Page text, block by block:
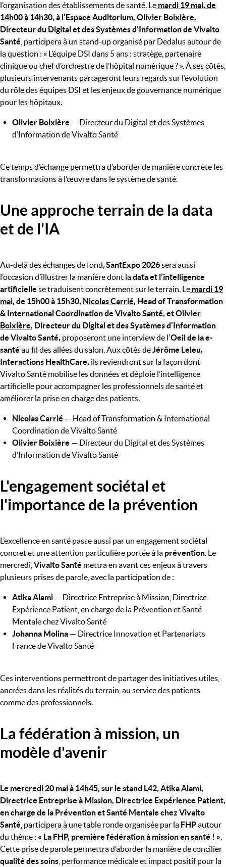
l’organisation des établissements de santé. Le mardi 19 mai, de
14h00 à 14h30, à l’Espace Auditorium, Olivier Boixière,
Directeur du Digital et des Systèmes d’Information de Vivalto
Santé , participera à un stand-up organisé par Dedalus autour de
la question : « L’équipe DSI dans 5 ans : stratège, partenaire
clinique ou chef d’orchestre de l’hôpital numérique ? ». À ses côtés,
plusieurs intervenants partageront leurs regards sur l’évolution
du rôle des équipes DSI et les enjeux de gouvernance numérique
pour les hôpitaux.
Olivier Boixière — Directeur du Digital et des Systèmes
d’Information de Vivalto Santé
Ce temps d’échange permettra d’aborder de manière concrète les
transformations à l’œuvre dans le système de santé.
Une approche terrain de la data
et de l'IA
Au-delà des échanges de fond, SantExpo 2026sera aussi
l’occasion d’illustrer la manière dont ladata et l’intelligence
artificielle se traduisent concrètement sur le terrain. Le mardi 19
mai, de 15h00 à 15h30, Nicolas Carrié, Head of Transformation
& International Coordination de Vivalto Santé, etOlivier
Boixière, Directeur du Digital et des Systèmes d’Information
de Vivalto Santé, proposeront une interview de l'Oeil de la e-
santé au fil des allées du salon. Aux côtés deJérôme Leleu,
Interactions HealthCare, ils reviendront sur la façon dont
Vivalto Santé mobilise les données et déploie l’intelligence
artificielle pour accompagner les professionnels de santé et
améliorer la prise en charge des patients.
Nicolas Carrié — Head of Transformation & International
Coordination de Vivalto Santé
Olivier Boixière — Directeur du Digital et des Systèmes
d’Information de Vivalto Santé
L'engagement sociétal et
l'importance de la prévention
L’excellence en santé passe aussi par un engagement sociétal
concret et une attention particulière portée à la prévention. Le
mercredi, Vivalto Santé mettra en avant ces enjeux à travers
plusieurs prises de parole, avec la participation de :
Atika Alami — Directrice Entreprise à Mission, Directrice
Expérience Patient, en charge de la Prévention et Santé
Mentale chez Vivalto Santé
Johanna Molina — Directrice Innovation et Partenariats
France de Vivalto Santé
Ces interventions permettront de partager des initiatives utiles,
ancrées dans les réalités du terrain, au service des patients
comme des professionnels.
La fédération à mission, un
modèle d'avenir
Le mercredi 20 mai à 14h45, sur le stand L42, Atika Alami,
Directrice Entreprise à Mission, Directrice Expérience Patient,
en charge de la Prévention et Santé Mentale chez Vivalto
Santé , participera à une table ronde organisée par la FHPautour
du thème : « La FHP, première fédération à mission en santé ! ».
Cette prise de parole permettra d’aborder la manière de concilier
qualité des soins , performance médicale et impact positif pour la